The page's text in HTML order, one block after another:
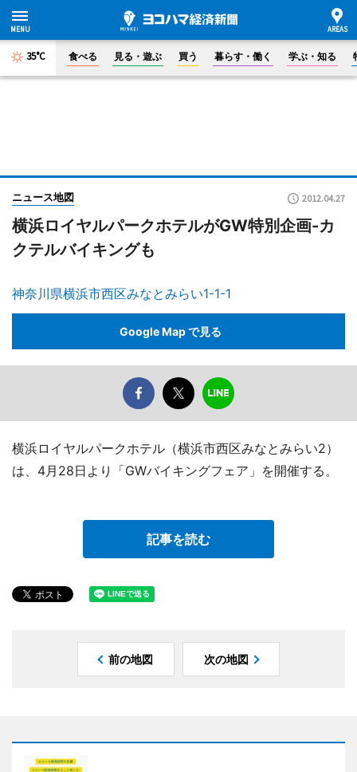
35°C 食べる 見る・遊ぶ 買う 暮らす・働く 学ぶ・知る
ニュース地図 2012.04.27
横浜ロイヤルパークホテルがGW特別企画-カ
クテルバイキングも
神奈川県横浜市西区みなとみらい1-1-1
Google Map で見る
横浜ロイヤルパークホテル（横浜市西区みなとみらい2）
は、4月28日より「GWバイキングフェア」を開催する。
記事を読む
前の地図 次の地図